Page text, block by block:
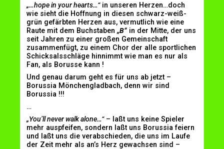
„…hope in your hearts…“in unseren Herzen…doch
wie sieht die Hoffnung in diesen schwarz-weiß-
grün gefärbten Herzen aus, vermutlich wie eine
Raute mit dem Buchstaben „B“ in der Mitte, der uns
seit Jahren zu einer großen Gemeinschaft
zusammenfügt, zu einem Chor der alle sportlichen
Schicksalsschläge hinnimmt wie man es nur als
Fan, als Borusse kann !
Und genau darum geht es für uns ab jetzt –
Borussia Mönchengladbach, denn wir sind
Borussia !!!
…
„You’ll never walk alone…“– laßt uns keine Spieler
mehr auspfeifen, sondern laßt uns Borussia feiern
und laßt uns die verabschieden, die uns im Laufe
der Zeit mehr als an’s Herz gewachsen sind –